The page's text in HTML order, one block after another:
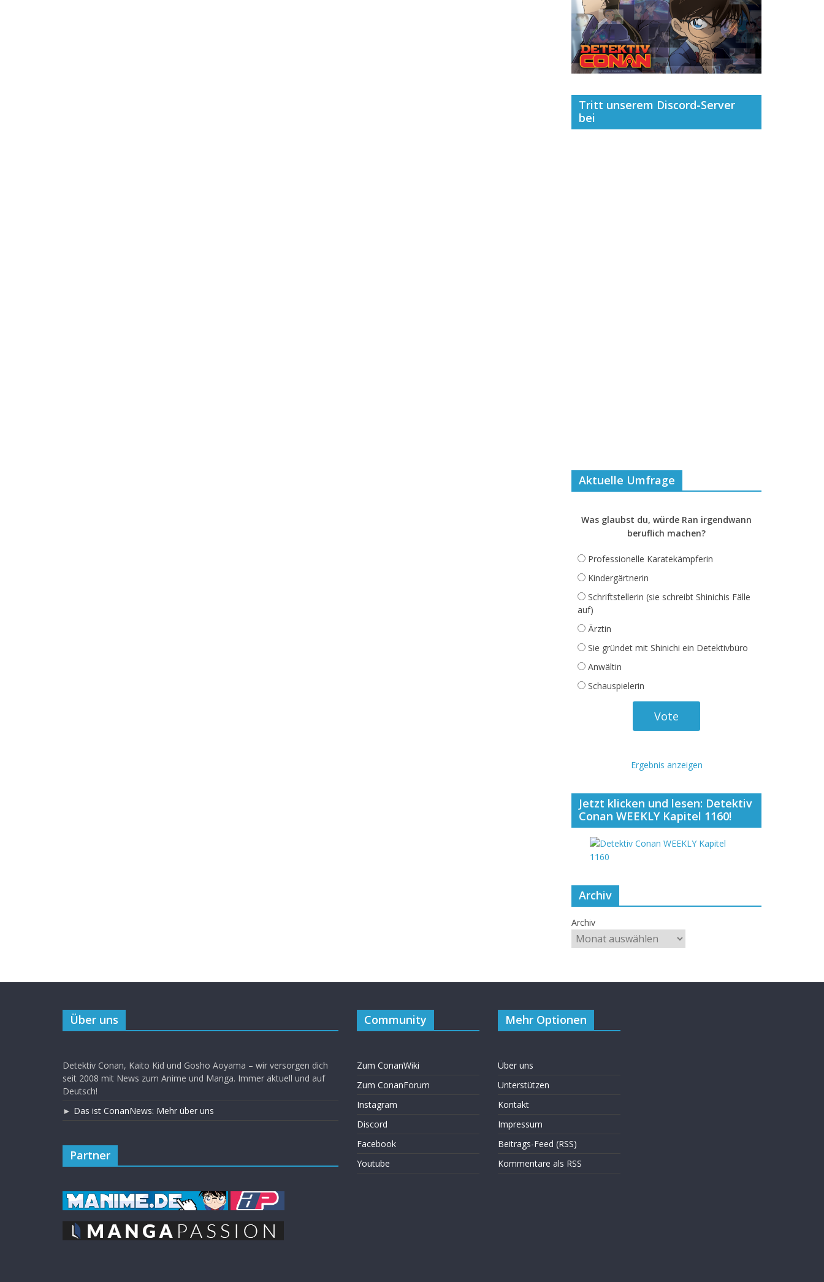
Tritt unserem Discord-Server
bei
Aktuelle Umfrage
Was glaubst du, würde Ran irgendwann
beruflich machen?
Professionelle Karatekämpferin
Kindergärtnerin
Schriftstellerin (sie schreibt Shinichis Fälle
auf)
Ärztin
Sie gründet mit Shinichi ein Detektivbüro
Anwältin
Schauspielerin
Ergebnis anzeigen
Jetzt klicken und lesen: Detektiv
Conan WEEKLY Kapitel 1160!
Archiv
Archiv
Über uns
Detektiv Conan, Kaito Kid und Gosho Aoyama – wir versorgen dich
seit 2008 mit News zum Anime und Manga. Immer aktuell und auf
Deutsch!
► Das ist ConanNews: Mehr über uns
Partner
Community
Zum ConanWiki
Zum ConanForum
Instagram
Discord
Facebook
Youtube
Mehr Optionen
Über uns
Unterstützen
Kontakt
Impressum
Beitrags-Feed (RSS)
Kommentare als RSS